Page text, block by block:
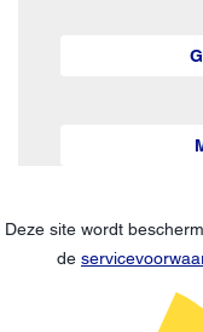
Deze site wordt
de